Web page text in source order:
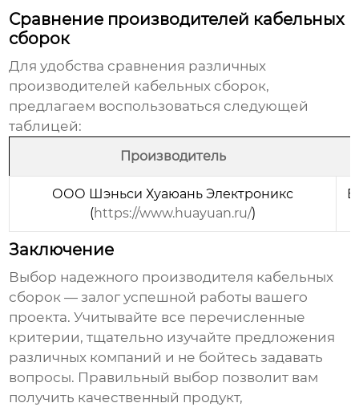
Сравнение производителей кабельных
сборок
Для удобства сравнения различных
производителей кабельных сборок,
предлагаем воспользоваться следующей
таблицей:
Производитель
ООО Шэньси Хуаюань Электроникс
(https://www.huayuan.ru/)
Заключение
Выбор надежного производителя кабельных
сборок — залог успешной работы вашего
проекта. Учитывайте все перечисленные
критерии, тщательно изучайте предложения
различных компаний и не бойтесь задавать
вопросы. Правильный выбор позволит вам
получить качественный продукт,